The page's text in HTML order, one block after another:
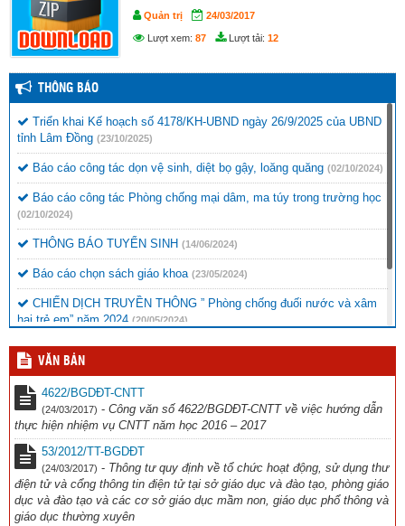
Quản trị 24/03/2017
Lượt xem: 87 Lượt tải: 12
THÔNG BÁO
Triển khai Kế hoạch số 4178/KH-UBND ngày 26/9/2025 của UBND
tỉnh Lâm Đồng (23/10/2025)
Báo cáo công tác dọn vệ sinh, diệt bọ gậy, loăng quăng (02/10/2024)
Báo cáo công tác Phòng chống mại dâm, ma túy trong trường học
(02/10/2024)
THÔNG BÁO TUYỂN SINH (14/06/2024)
Báo cáo chọn sách giáo khoa (23/05/2024)
CHIẾN DỊCH TRUYỀN THÔNG ” Phòng chống đuối nước và xâm
hại trẻ em” năm 2024 (20/05/2024)
Thông báo chương trình văn nghệ (16/11/2023)
Công văn đi tập huấn Thể dục (12/10/2023)
VĂN BẢN
4622/BGDĐT-CNTT
(24/03/2017) - Công văn số 4622/BGDĐT-CNTT về việc hướng dẫn
thực hiện nhiệm vụ CNTT năm học 2016 – 2017
53/2012/TT-BGDĐT
(24/03/2017) - Thông tư quy định về tổ chức hoạt động, sử dụng thư
điện tử và cổng thông tin điện tử tại sở giáo dục và đào tạo, phòng giáo
dục và đào tạo và các cơ sở giáo dục mầm non, giáo dục phổ thông và
giáo dục thường xuyên